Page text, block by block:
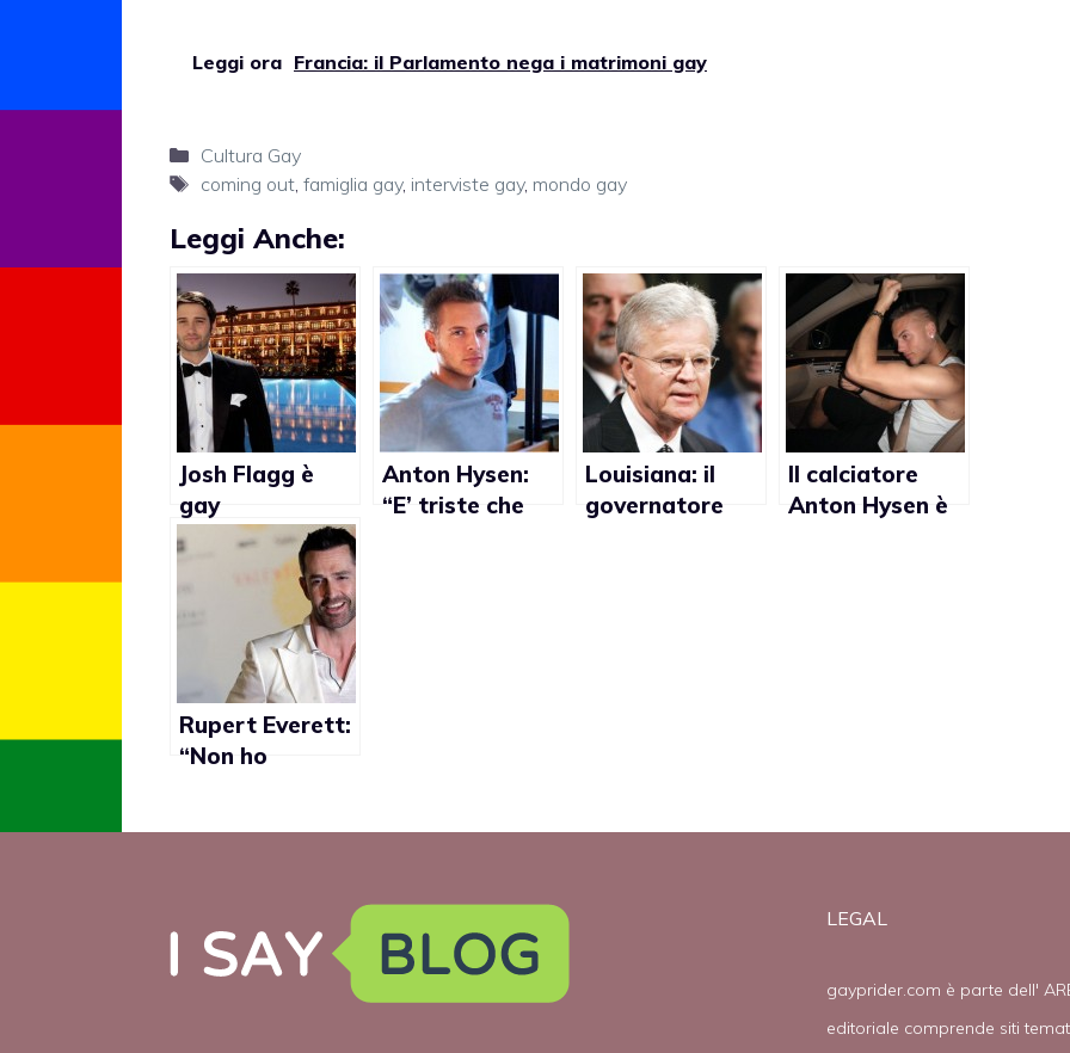
Leggi ora Francia: il Parlamento nega i matrimoni gay
Categorie
Cultura Gay
Tag
coming out, famiglia gay, interviste gay, mondo gay
Leggi Anche:
Josh Flagg è
gay
Anton Hysen:
“E’ triste che
Louisiana: il
governatore
Il calciatore
Anton Hysen è
Rupert Everett:
“Non ho
LEGAL
gayprider.com è parte dell'
editoriale comprende siti